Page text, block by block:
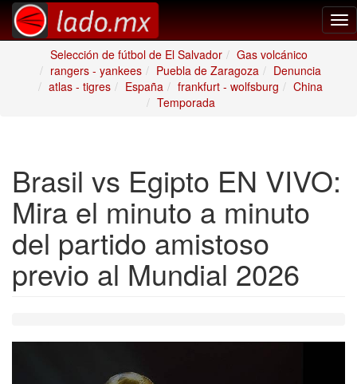
Selección de fútbol de El Salvador
Gas volcánico
rangers - yankees
Puebla de Zaragoza
Denuncia
atlas - tigres
España frankfurt - wolfsburg
China
Temporada
Brasil vs Egipto EN VIVO:
Mira el minuto a minuto
del partido amistoso
previo al Mundial 2026